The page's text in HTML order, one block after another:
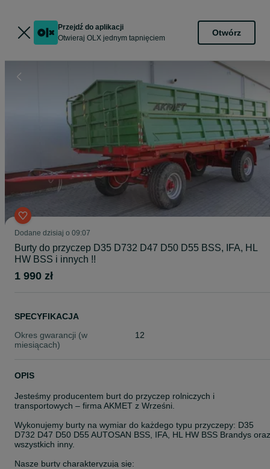
Przejdź do aplikacji
Otwieraj OLX jednym tapnięciem
Otwórz
Dodane dzisiaj o 09:07
Burty do przyczep D35 D732 D47 D50 D55 BSS, IFA, HL
HW BSS i innych !!
1 990 zł
SPECYFIKACJA
Okres gwarancji (w
miesiącach)
12
OPIS
Jesteśmy producentem burt do przyczep rolniczych i
transportowych – firma AKMET z Wrześni.
Wykonujemy burty na wymiar do każdego typu przyczepy: D35
D732 D47 D50 D55 AUTOSAN BSS, IFA, HL HW BSS Brandys oraz
wszystkich inny.
Nasze burty charakteryzują się: